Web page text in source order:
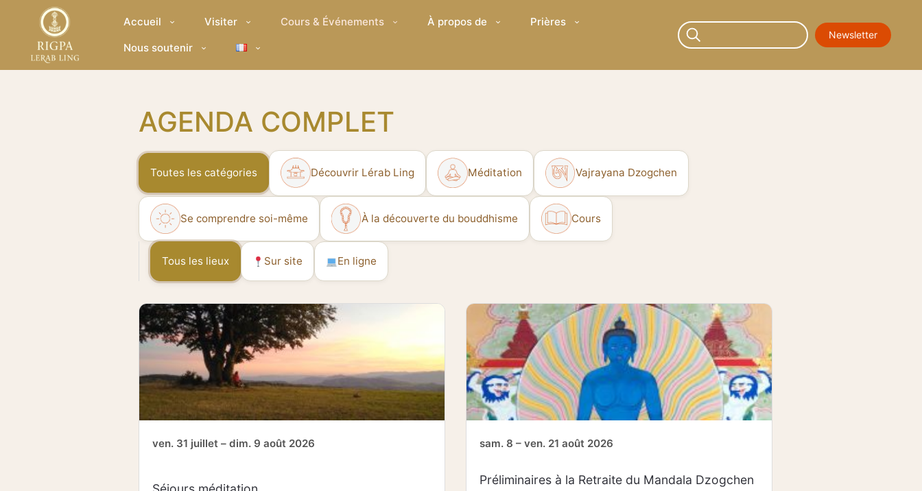
Accueil Visiter Cours & Événements À propos de
Prières
Nous soutenir
Newsletter
AGENDA COMPLET
Toutes les catégories Découvrir Lérab Ling Méditation Vajrayana Dzogchen
Se comprendre soi-même À la découverte du bouddhisme Cours
Tous les lieux Sur site En ligne
ven. 31 juillet – dim. 9 août 2026 sam. 8 – ven. 21 août 2026
Préliminaires à la Retraite du Mandala Dzogchen